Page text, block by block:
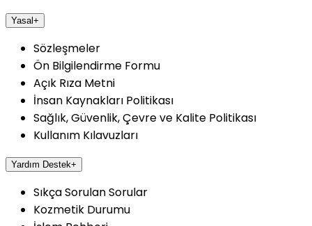
Yasal +
Sözleşmeler
Ön Bilgilendirme Formu
Açık Rıza Metni
İnsan Kaynakları Politikası
Sağlık, Güvenlik, Çevre ve Kalite Politikası
Kullanım Kılavuzları
Yardım Destek+
Sıkça Sorulan Sorular
Kozmetik Durumu